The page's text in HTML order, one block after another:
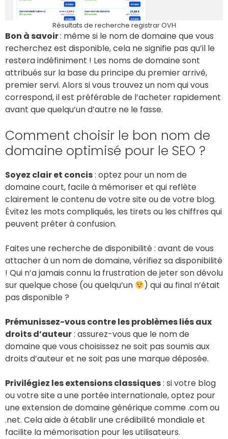
Résultats de recherche registrar OVH
Bon à savoir: même si le nom de domaine que vous
recherchez est disponible, cela ne signifie pas qu’il le
restera indéfiniment ! Les noms de domaine sont
attribués sur la base du principe du premier arrivé,
premier servi. Alors si vous trouvez un nom qui vous
correspond, il est préférable de l’acheter rapidement
avant que quelqu’un d’autre ne le fasse.
Comment choisir le bon nom de
domaine optimisé pour le SEO ?
Soyez clair et concis: optez pour un nom de
domaine court, facile à mémoriser et qui reflète
clairement le contenu de votre site ou de votre blog.
Évitez les mots compliqués, les tirets ou les chiffres qui
peuvent prêter à confusion.
Faites une recherche de disponibilité : avant de vous
attacher à un nom de domaine, vérifiez sa disponibilité
! Qui n’a jamais connu la frustration de jeter son dévolu
sur quelque chose (ou quelqu’un
) qui au final n’était
pas disponible ?
Prémunissez-vous contre les problèmes liés aux
droits d’auteur: assurez-vous que le nom de
domaine que vous choisissez ne soit pas soumis aux
droits d’auteur et ne soit pas une marque déposée.
Privilégiez les extensions classiques: si votre blog
ou votre site a une portée internationale, optez pour
une extension de domaine générique comme .com ou
.net. Cela aide à établir une crédibilité mondiale et
facilite la mémorisation pour les utilisateurs.